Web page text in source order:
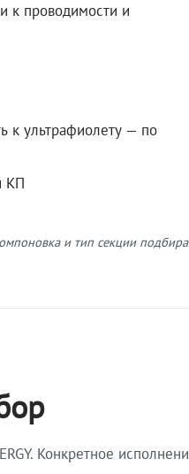
к проводимости и
к ультрафиолету — по
КП
и тип секции
Конкретное